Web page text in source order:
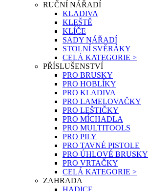
RUČNÍ NÁŘADÍ
KLADIVA
KLEŠTĚ
KLÍČE
SADY NÁŘADÍ
STOLNÍ SVĚRÁKY
CELÁ KATEGORIE >
PŘÍSLUŠENSTVÍ
PRO BRUSKY
PRO HOBLÍKY
PRO KLADIVA
PRO LAMELOVAČKY
PRO LEŠTIČKY
PRO MÍCHADLA
PRO MULTITOOLS
PRO PILY
PRO TAVNÉ PISTOLE
PRO ÚHLOVÉ BRUSKY
PRO VRTAČKY
CELÁ KATEGORIE >
ZAHRADA
HADICE